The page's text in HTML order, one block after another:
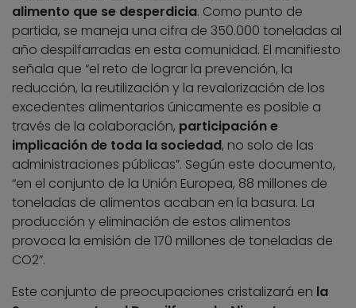
alimento que se desperdicia. Como punto de
partida, se maneja una cifra de 350.000 toneladas al
año despilfarradas en esta comunidad. El manifiesto
señala que “el reto de lograr la prevención, la
reducción, la reutilización y la revalorización de los
excedentes alimentarios únicamente es posible a
través de la colaboración, participación e
implicación de toda la sociedad, no solo de las
administraciones públicas”. Según este documento,
“en el conjunto de la Unión Europea, 88 millones de
toneladas de alimentos acaban en la basura. La
producción y eliminación de estos alimentos
provoca la emisión de 170 millones de toneladas de
CO2”.
Este conjunto de preocupaciones cristalizará en la